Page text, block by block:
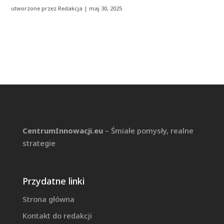
utworzone przezRedakcja |maj 30, 2025
CentrumInnowacji.eu– Śmiałe pomysły, realne
strategie
Przydatne linki
Strona główna
Kontakt do redakcji